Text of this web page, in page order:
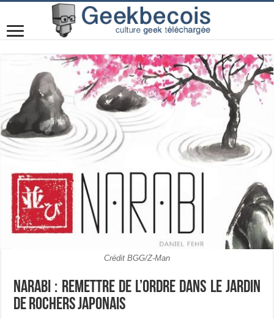
Crédit BGG/Z-Man
Narabi : remettre de l’ordre dans le jardin
de rochers japonais